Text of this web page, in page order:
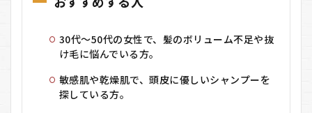
30代〜50代の女性で、髪のボリューム不足や抜
け毛に悩んでいる方。
敏感肌や乾燥肌で、頭皮に優しいシャンプーを
探している方。